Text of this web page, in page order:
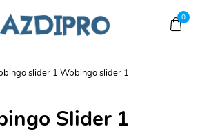
0
slider 1 Wpbingo slider 1
Slider 1